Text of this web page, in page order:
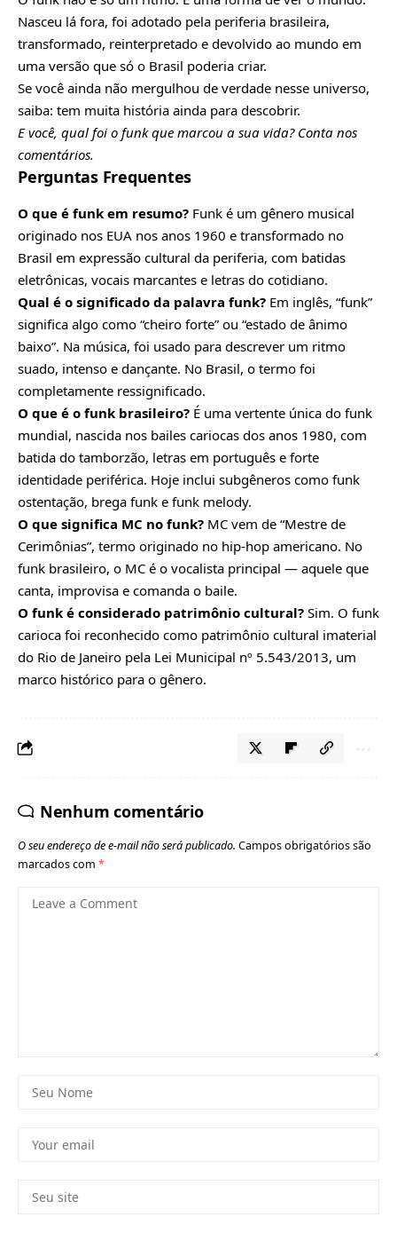
Nasceu lá fora, foi adotado pela periferia brasileira,
transformado, reinterpretado e devolvido ao mundo em
uma versão que só o Brasil poderia criar.
Se você ainda não mergulhou de verdade nesse universo,
saiba: tem muita história ainda para descobrir.
E você, qual foi o funk que marcou a sua vida? Conta nos
comentários.
Perguntas Frequentes
O que é funk em resumo? Funk é um gênero musical
originado nos EUA nos anos 1960 e transformado no
Brasil em expressão cultural da periferia, com batidas
eletrônicas, vocais marcantes e letras do cotidiano.
Qual é o significado da palavra funk? Em inglês, “funk”
significa algo como “cheiro forte” ou “estado de ânimo
baixo”. Na música, foi usado para descrever um ritmo
suado, intenso e dançante. No Brasil, o termo foi
completamente ressignificado.
O que é o funk brasileiro? É uma vertente única do funk
mundial, nascida nos bailes cariocas dos anos 1980, com
batida do tamborzão, letras em português e forte
identidade periférica. Hoje inclui subgêneros como funk
ostentação, brega funk e funk melody.
O que significa MC no funk? MC vem de “Mestre de
Cerimônias”, termo originado no hip-hop americano. No
funk brasileiro, o MC é o vocalista principal — aquele que
canta, improvisa e comanda o baile.
O funk é considerado patrimônio cultural? Sim. O funk
carioca foi reconhecido como patrimônio cultural imaterial
do Rio de Janeiro pela Lei Municipal nº 5.543/2013, um
marco histórico para o gênero.
Nenhum comentário
O seu endereço de e-mail não será publicado. Campos obrigatórios são
marcados com *